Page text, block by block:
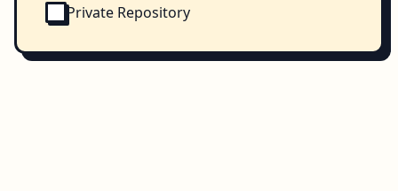
Private Repository